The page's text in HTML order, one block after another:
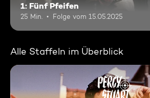
1: Fünf Pfeifen
25 Min. Folge vom 15.05.2025
Alle Staffeln im Überblick